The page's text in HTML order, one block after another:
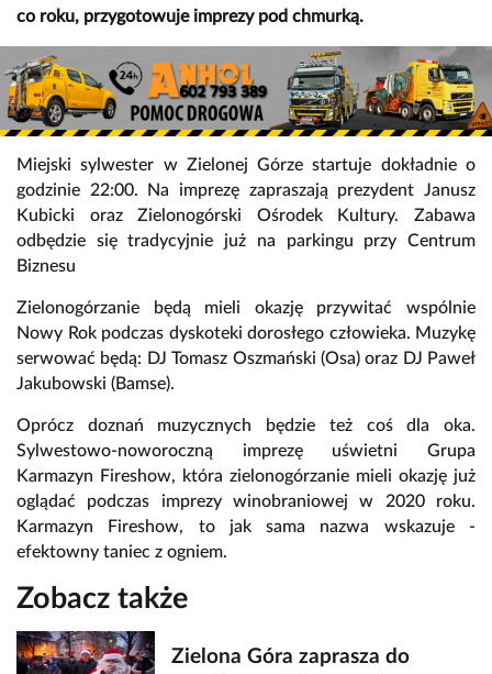
co roku, przygotowuje imprezy pod chmurką.
Miejski sylwester w Zielonej Górze startuje dokładnie o
godzinie 22:00. Na imprezę zapraszają prezydent Janusz
Kubicki oraz Zielonogórski Ośrodek Kultury. Zabawa
odbędzie się tradycyjnie już na parkingu przy Centrum
Biznesu
Zielonogórzanie będą mieli okazję przywitać wspólnie
Nowy Rok podczas dyskoteki dorosłego człowieka. Muzykę
serwować będą: DJ Tomasz Oszmański (Osa) oraz DJ Paweł
Jakubowski (Bamse).
Oprócz doznań muzycznych będzie też coś dla oka.
Sylwestowo-noworoczną imprezę uświetni Grupa
Karmazyn Fireshow, która zielonogórzanie mieli okazję już
oglądać podczas imprezy winobraniowej w 2020 roku.
Karmazyn Fireshow, to jak sama nazwa wskazuje -
efektowny taniec z ogniem.
Zobacz także
Zielona Góra zaprasza do